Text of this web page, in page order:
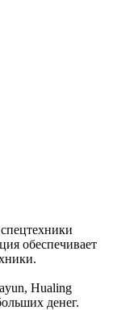
обеспечивает
Hualing
денег.